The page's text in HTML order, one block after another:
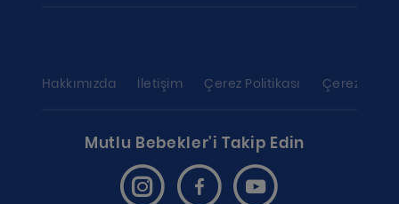
Hakkımızda İletişim Çerez Politikası Çerez
Mutlu Bebekler'i Takip Edin